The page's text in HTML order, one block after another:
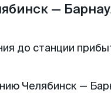
—
до станции
Челябинск —